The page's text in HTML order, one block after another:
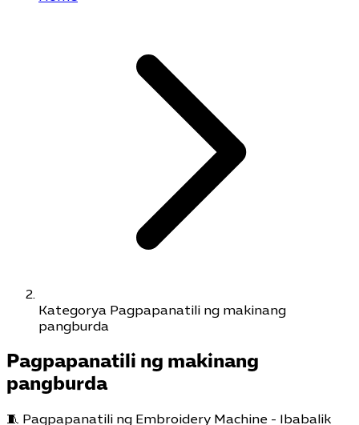
Kategorya Pagpapanatili ng makinang
pangburda
Pagpapanatili ng makinang
pangburda
🧵 Pagpapanatili ng Embroidery Machine - Ibabalik